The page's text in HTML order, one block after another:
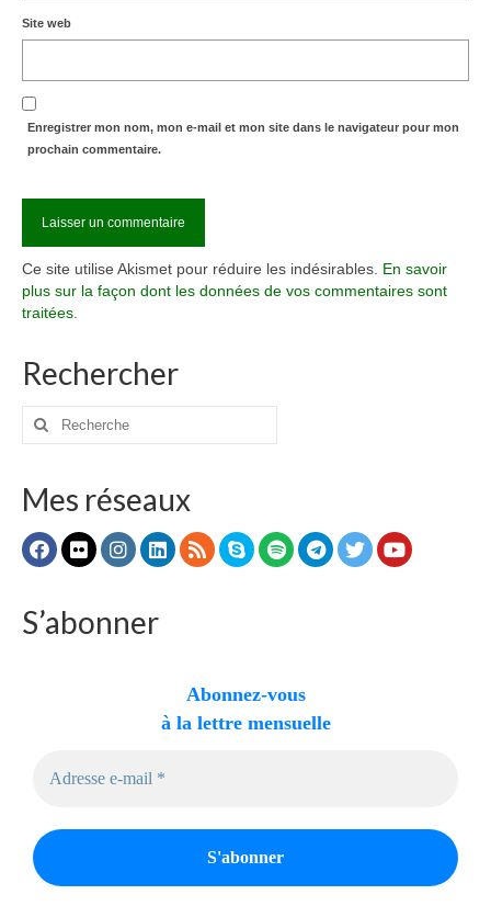
Site web
Enregistrer mon nom, mon e-mail et mon site dans le navigateur pour mon
prochain commentaire.
Ce site utilise Akismet pour réduire les indésirables. En savoir
plus sur la façon dont les données de vos commentaires sont
traitées
Rechercher
Rechercher
Mes réseaux
S’abonner
Abonnez-vous
à la lettre mensuelle